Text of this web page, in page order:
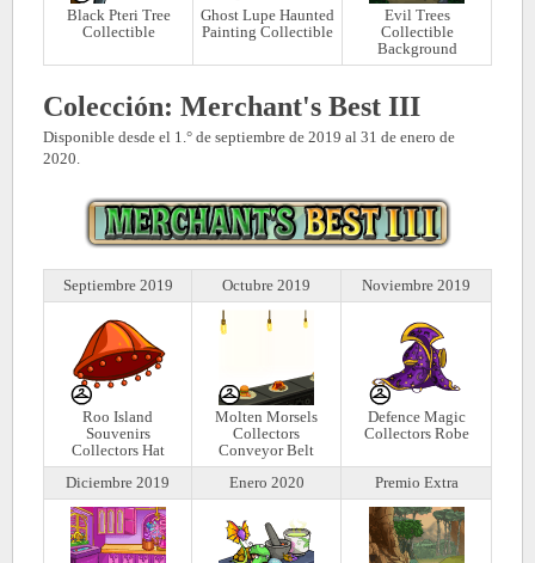
Black Pteri Tree
Collectible
Ghost Lupe Haunted
Painting Collectible
Evil Trees
Collectible
Background
Colección: Merchant's Best III
Disponible desde el 1.° de septiembre de 2019 al 31 de enero de
2020.
Septiembre 2019 Octubre 2019 Noviembre 2019
Roo Island
Souvenirs
Collectors Hat
Molten Morsels
Collectors
Conveyor Belt
Defence Magic
Collectors Robe
Diciembre 2019 Enero 2020 Premio Extra